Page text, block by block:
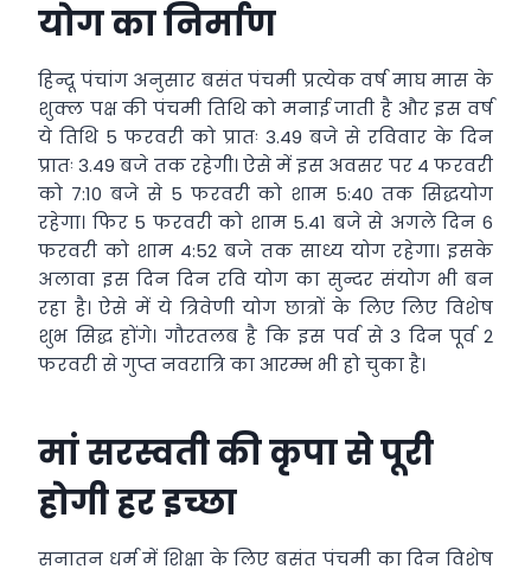
योग का निर्माण
हिन्दू पंचांग अनुसार बसंत पंचमी प्रत्येक वर्ष माघ मास के
शुक्ल पक्ष की पंचमी तिथि को मनाई जाती है और इस वर्ष
ये तिथि 5 फरवरी को प्रातः 3.49 बजे से रविवार के दिन
प्रातः 3.49 बजे तक रहेगी। ऐसे में इस अवसर पर 4 फरवरी
को 7:10 बजे से 5 फरवरी को शाम 5:40 तक सिद्धयोग
रहेगा। फिर 5 फरवरी को शाम 5.41 बजे से अगले दिन 6
फरवरी को शाम 4:52 बजे तक साध्य योग रहेगा। इसके
अलावा इस दिन दिन रवि योग का सुन्दर संयोग भी बन
रहा है। ऐसे में ये त्रिवेणी योग छात्रों के लिए लिए विशेष
शुभ सिद्ध होंगे। गौरतलब है कि इस पर्व से 3 दिन पूर्व 2
फरवरी से गुप्त नवरात्रि का आरम्भ भी हो चुका है।
मां सरस्वती की कृपा से पूरी
होगी हर इच्छा
सनातन धर्म में शिक्षा के लिए बसंत पंचमी का दिन विशेष